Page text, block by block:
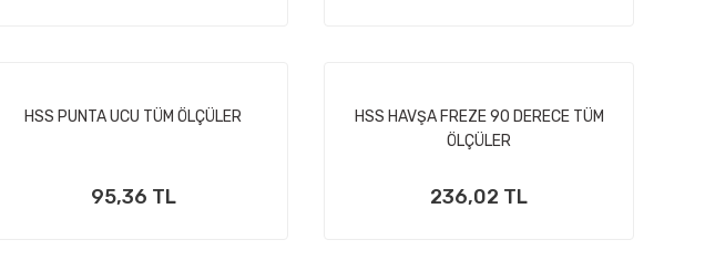
HSS PUNTA UCU TÜM ÖLÇÜLER
95,36 TL
HSS HAVŞA FREZE 90 DERECE TÜM
ÖLÇÜLER
236,02 TL